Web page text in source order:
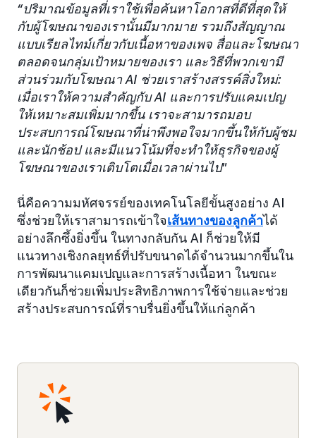
“ปริมาณข้อมูลที่เราใช้เพื่อค้นหาโอกาสที่ดีที่สุดให้
กับผู้โฆษณาของเรานั้นมีมากมาย รวมถึงสัญญาณ
แบบเรียลไทม์เกี่ยวกับเนื้อหาของเพจ สื่อและโฆษณา
ตลอดจนกลุ่มเป้าหมายของเรา และวิธีที่พวกเขามี
ส่วนร่วมกับโฆษณา AI ช่วยเราสร้างสรรค์สิ่งใหม่:
เมื่อเราให้ความสำคัญกับ AI และการปรับแคมเปญ
ให้เหมาะสมเพิ่มมากขึ้น เราจะสามารถมอบ
ประสบการณ์โฆษณาที่น่าพึงพอใจมากขึ้นให้กับผู้ชม
และนักช้อป และมีแนวโน้มที่จะทำให้ธุรกิจของผู้
โฆษณาของเราเติบโตเมื่อเวลาผ่านไป"
นี่คือความมหัศจรรย์ของเทคโนโลยีขั้นสูงอย่าง AI
ซึ่งช่วยให้เราสามารถเข้าใจเส้นทางของลูกค้าได้
อย่างลึกซึ้งยิ่งขึ้น ในทางกลับกัน AI ก็ช่วยให้มี
แนวทางเชิงกลยุทธ์ที่ปรับขนาดได้จำนวนมากขึ้นใน
การพัฒนาแคมเปญและการสร้างเนื้อหา ในขณะ
เดียวกันก็ช่วยเพิ่มประสิทธิภาพการใช้จ่ายและช่วย
สร้างประสบการณ์ที่ราบรื่นยิ่งขึ้นให้แก่ลูกค้า